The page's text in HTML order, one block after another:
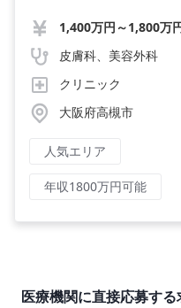
日・1日10名ゆったり診療
不要・車通勤可
1,400万円～1,800万
皮膚科、美容外科
クリニック
大阪府高槻市
人気エリア
年収1800万円可能
医療機関に直接応募する